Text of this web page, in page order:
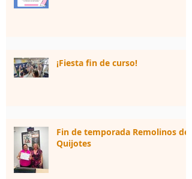
¡Fiesta fin de curso!
Fin de temporada Remolinos de
Quijotes